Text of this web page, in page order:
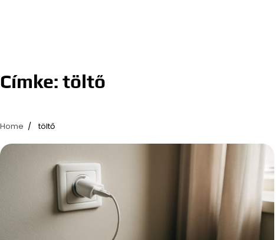
Címke: töltő
Home töltő